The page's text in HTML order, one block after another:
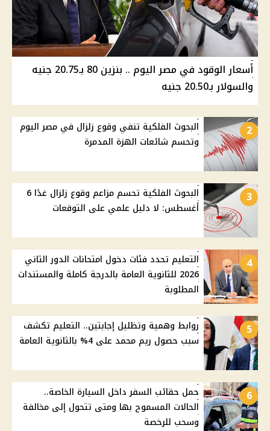
أسعار الوقود في مصر اليوم .. بنزين 80 بـ20.75 جنيه
والسولار بـ20.50 جنيه
2
البحوث الفلكية تنفي وقوع زلزال في مصر اليوم
وتحسم شائعات الهزة المدمرة
3
البحوث الفلكية تحسم مزاعم وقوع زلزال غدًا 6
أغسطس: لا دليل علمي على التوقعات
4
التعليم تحدد فئات دخول امتحانات الدور الثاني
2026 للثانوية العامة بالدرجة كاملة والمستندات
المطلوبة
5
روابط وهمية وتظليل إجابتين.. التعليم تكشف
سبب حصول ريم محمد على 4% بالثانوية العامة
6
حمل حقائب السفر داخل السيارة الخاصة..
الحالات المسموح بها ومتى تتحول إلى مخالفة
وسحب للرخصة